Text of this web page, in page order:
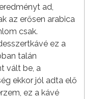
ad,
az erősen arabica
csak.
ez a
talán
vált be, a
ekkor jól adta elő
ez a kávé